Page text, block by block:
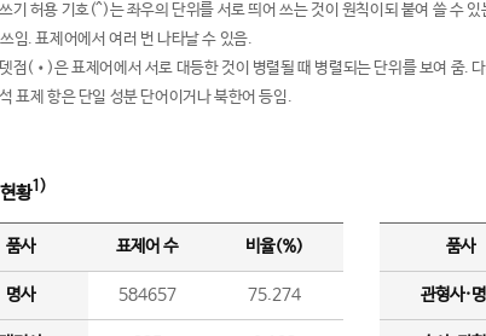
기 허용 기호(^)는 좌우의 단위를 서로 띄어 쓰는 것이 원칙이되 붙여 쓸 수
임. 표제어에서 여러 번 나타날 수 있음.
점(•)은 표제어에서 서로 대등한 것이 병렬될 때 병렬되는 단위를 보여 줌.
표제 항은 단일 성분 단어이거나 북한어 등임.
황1)
품사 표제어 수 비율(%)
명사 584657 75.274
품사
관형사·